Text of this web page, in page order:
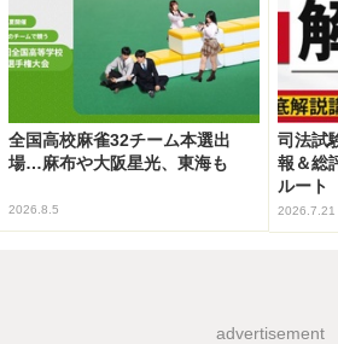
全国高校麻雀32チーム本選出
場…麻布や大阪星光、東海も
2026.8.5
司法試
報＆総
ルート
2026.7.21
advertisement